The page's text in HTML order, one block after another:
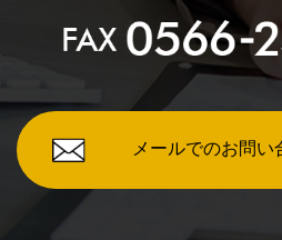
メールでのお問い